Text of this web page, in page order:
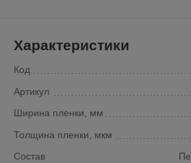
Характеристики
Код
Артикул
Ширина пленки, мм
Толщина пленки, мкм
Состав